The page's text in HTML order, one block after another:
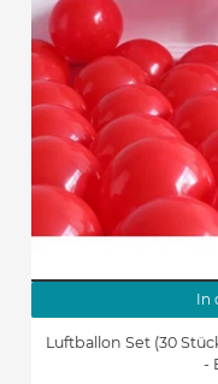
In
Luftballon Set (30
-